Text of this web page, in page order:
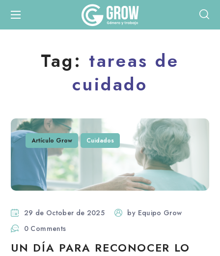
Tag: tareas de
cuidado
Artículo Grow Cuidados
29 de October de 2025 by Equipo Grow
0 Comments
UN DÍA PARA RECONOCER LO